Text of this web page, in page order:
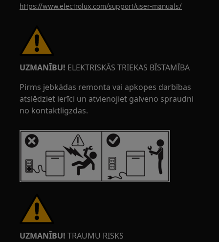
https://www.electrolux.com/support/user-manuals/
UZMANĪBU! ELEKTRISKĀS TRIEKAS BĪSTAMĪBA
Pirms jebkādas remonta vai apkopes darbības
atslēdziet ierīci un atvienojiet galveno spraudni
no kontaktligzdas.
UZMANĪBU! TRAUMU RISKS